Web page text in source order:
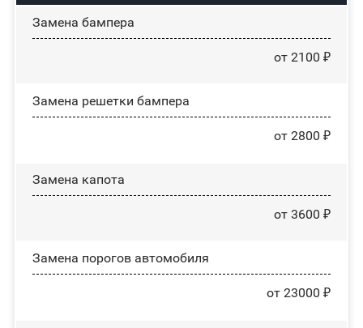
Замена бампера
от 2100 ₽
Замена решетки бампера
от 2800 ₽
Замена капота
от 3600 ₽
Замена порогов автомобиля
от 23000 ₽